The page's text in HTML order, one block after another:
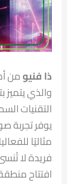
ذا فنيومن
والذي
التقنيات
يوفر تجربة
مثاليًا
فريدة لا
افتتاح